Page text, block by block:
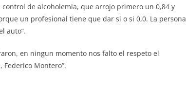
de alcoholemia, que arrojo primero un 0,84 y
un profesional tiene que dar si o si 0,0. La persona
auto”.
en ningun momento nos falto el respeto el
Montero”.